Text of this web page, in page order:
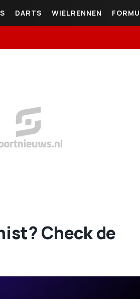
DARTS WIELRENNEN
Check de